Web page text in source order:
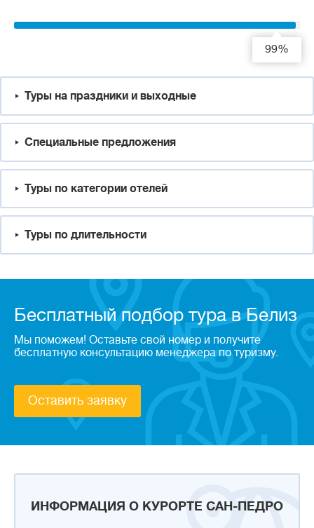
ИНФОРМАЦИЯ О КУРОРТЕ САН-ПЕДРО
99%
Туры на праздники и выходные
Специальные предложения
Туры по категории отелей
Туры по длительности
Бесплатный подбор тура в Белиз
Мы поможем! Оставьте свой номер и получите
бесплатную консультацию менеджера по туризму.
Оставить заявку